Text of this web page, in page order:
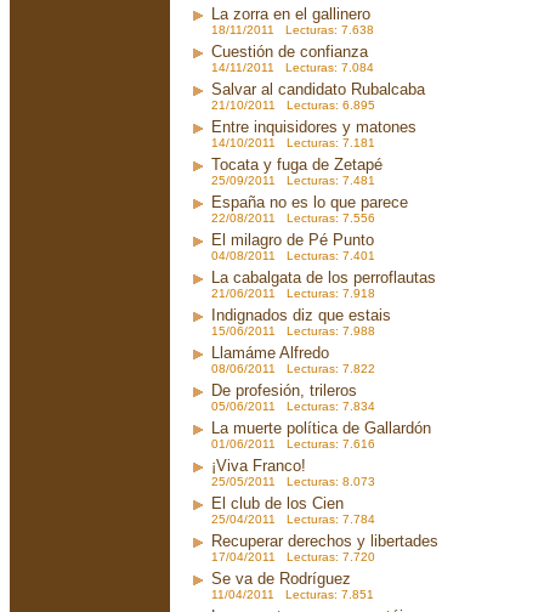
La zorra en el gallinero
18/11/2011 Lecturas: 7.638
Cuestión de confianza
14/11/2011 Lecturas: 7.084
Salvar al candidato Rubalcaba
21/10/2011 Lecturas: 6.895
Entre inquisidores y matones
14/10/2011 Lecturas: 7.181
Tocata y fuga de Zetapé
25/09/2011 Lecturas: 7.481
España no es lo que parece
22/08/2011 Lecturas: 7.556
El milagro de Pé Punto
04/08/2011 Lecturas: 7.401
La cabalgata de los perroflautas
21/06/2011 Lecturas: 7.918
Indignados diz que estais
15/06/2011 Lecturas: 7.988
Llamáme Alfredo
08/06/2011 Lecturas: 7.822
De profesión, trileros
05/06/2011 Lecturas: 7.834
La muerte política de Gallardón
01/06/2011 Lecturas: 7.616
¡Viva Franco!
25/05/2011 Lecturas: 8.073
El club de los Cien
25/04/2011 Lecturas: 7.784
Recuperar derechos y libertades
17/04/2011 Lecturas: 7.720
Se va de Rodríguez
11/04/2011 Lecturas: 7.851